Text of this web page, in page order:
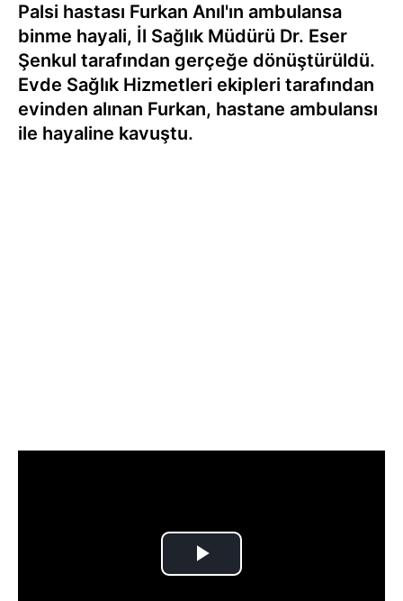
Palsi hastası Furkan Anıl'ın ambulansa
binme hayali, İl Sağlık Müdürü Dr. Eser
Şenkul tarafından gerçeğe dönüştürüldü.
Evde Sağlık Hizmetleri ekipleri tarafından
evinden alınan Furkan, hastane ambulansı
ile hayaline kavuştu.